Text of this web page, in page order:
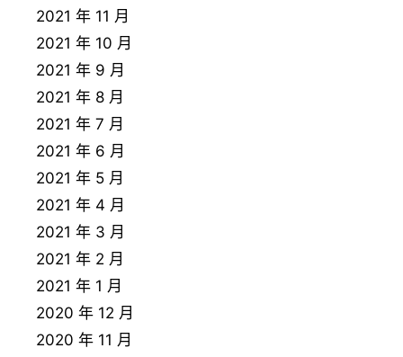
2021 年 11 月
2021 年 10 月
2021 年 9 月
2021 年 8 月
2021 年 7 月
2021 年 6 月
2021 年 5 月
2021 年 4 月
2021 年 3 月
2021 年 2 月
2021 年 1 月
2020 年 12 月
2020 年 11 月